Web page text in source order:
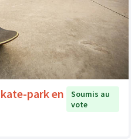
park en
Soumis au
vote